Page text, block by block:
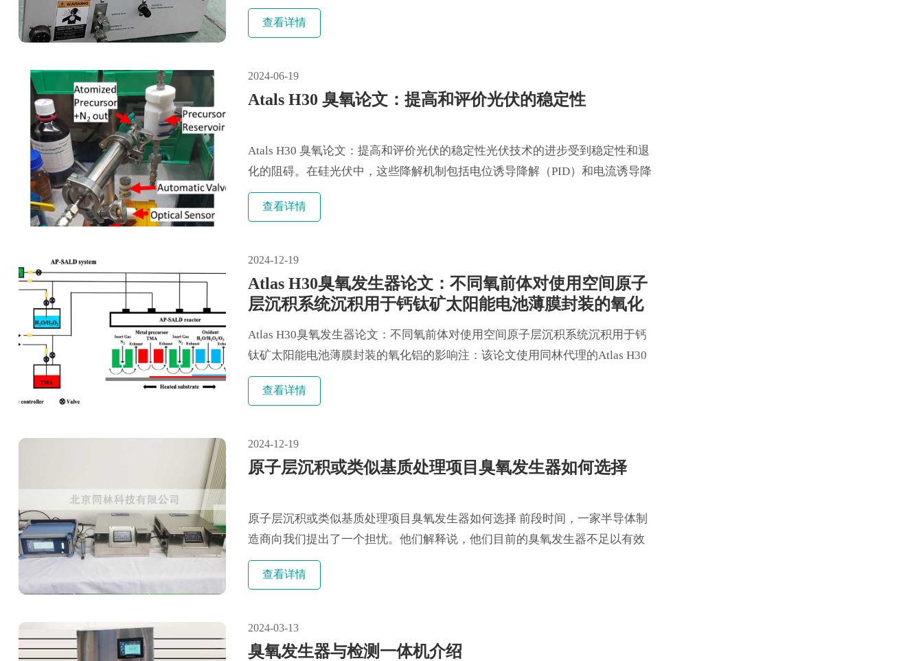
口品牌如下： 一、半导体...
查看详情
2024-06-19
Atals H30 臭氧论文：提高和评价光伏的稳定性
Atals H30 臭氧论文：提高和评价光伏的稳定性光伏技术的进步受到稳定性和退
化的阻碍。在硅光伏中，这些降解机制包括电位诱导降解（PID）和电流诱导降
解（CI...
查看详情
2024-12-19
Atlas H30臭氧发生器论文：不同氧前体对使用空间原子
层沉积系统沉积用于钙钛矿太阳能电池薄膜封装的氧化
铝的影响
Atlas H30臭氧发生器论文：不同氧前体对使用空间原子层沉积系统沉积用于钙
钛矿太阳能电池薄膜封装的氧化铝的影响注：该论文使用同林代理的Atlas H30
臭氧...
查看详情
2024-12-19
原子层沉积或类似基质处理项目臭氧发生器如何选择
原子层沉积或类似基质处理项目臭氧发生器如何选择 前段时间，一家半导体制
造商向我们提出了一个担忧。他们解释说，他们目前的臭氧发生器不足以有效
处理其基质...
查看详情
2024-03-13
臭氧发生器与检测一体机介绍